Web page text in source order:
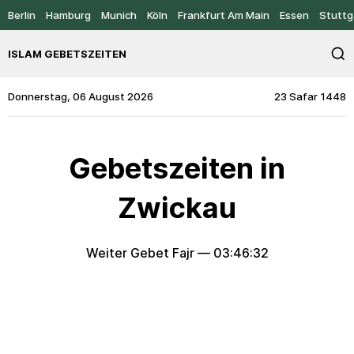
Berlin Hamburg Munich Köln Frankfurt Am Main Essen
ISLAM GEBETSZEITEN
Donnerstag, 06 August 2026 23 Safar 1448
Gebetszeiten in
Zwickau
Weiter Gebet Fajr — 03:46:32